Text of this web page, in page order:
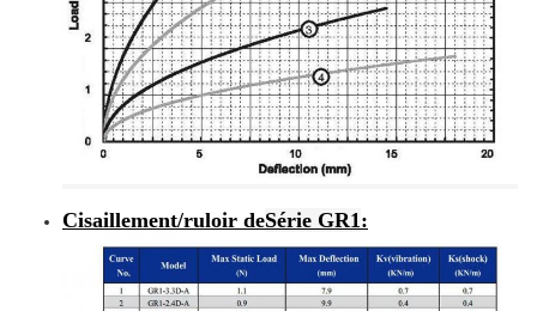
Cisaillement/ruloir deSérie GR1 :